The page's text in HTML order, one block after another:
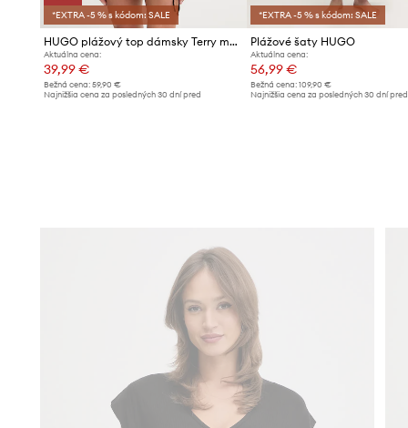
*EXTRA -5 % s kódom: SALE
HUGO plážový top dámsky Terry mono_top
Aktuálna cena:
39,99 €
Bežná cena: 59,90 €
Najnižšia cena za posledných 30 dní pred
*EXTRA -5 % s kódom: SALE
Plážové šaty HUGO
Aktuálna cena:
56,99 €
Bežná cena:109,90 €
Najnižšia cena za posledných 30 dní pred